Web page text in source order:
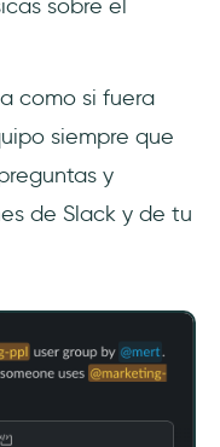
sobre el
como si fuera
siempre que
y
de Slack y de tu